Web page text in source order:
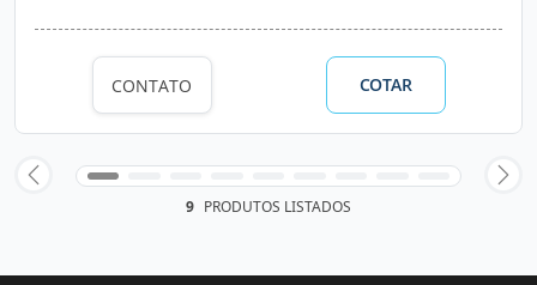
CONTATO COTAR
9 PRODUTOS LISTADOS